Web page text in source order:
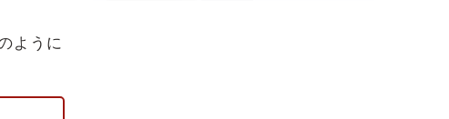
ように